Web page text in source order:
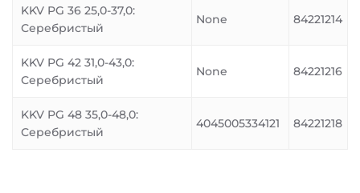
KKV PG 36 25,0-37,0:
Серебристый
None 84221214
KKV PG 42 31,0-43,0:
Серебристый
None 84221216
KKV PG 48 35,0-48,0:
Серебристый
4045005334121 84221218